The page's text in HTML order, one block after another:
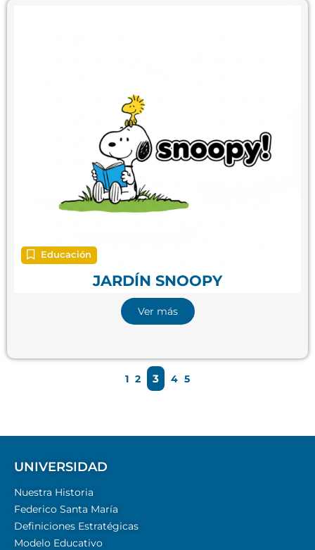
Educación
JARDÍN SNOOPY
Ver más
1 2 3 4 5
UNIVERSIDAD
Nuestra Historia
Federico Santa María
Definiciones Estratégicas
Modelo Educativo